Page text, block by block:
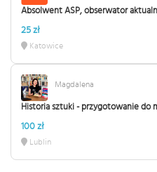
Absolwent ASP, obserwator
25 zł
Katowice
Magdalena
Historia sztuki - przygotowanie do
100 zł
Lublin